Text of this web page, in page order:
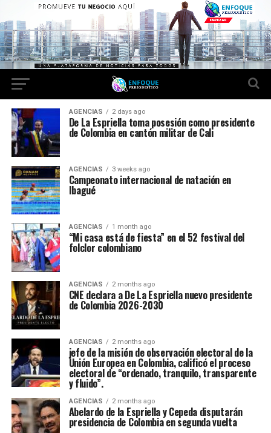
AGENCIAS 2 days ago
De La Espriella toma posesión como presidente
de Colombia en cantón militar de Cali
AGENCIAS 3 weeks ago
Campeonato internacional de natación en
Ibagué
AGENCIAS 1 month ago
“Mi casa está de fiesta” en el 52 festival del
folclor colombiano
AGENCIAS 2 months ago
CNE declara a De La Espriella nuevo presidente
de Colombia 2026-2030
AGENCIAS 2 months ago
jefe de la misión de observación electoral de la
Unión Europea en Colombia, calificó el proceso
electoral de “ordenado, tranquilo, transparente
y fluido”.
AGENCIAS 2 months ago
Abelardo de la Espriella y Cepeda disputarán
presidencia de Colombia en segunda vuelta